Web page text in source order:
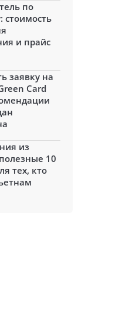
по
стоимость
и прайс
заявку на
Card
из
10
тех, кто